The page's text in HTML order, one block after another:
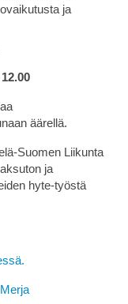
ja
äärellä.
Suomen Liikunta
ja
hyte-työstä
Merja